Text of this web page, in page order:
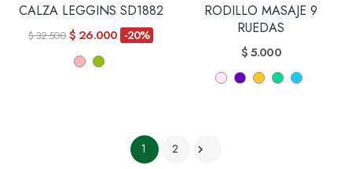
CALZA LEGGINS SD1882
$ 32.500 $ 26.000 -20%
RODILLO MASAJE 9
RUEDAS
$ 5.000
1 2 